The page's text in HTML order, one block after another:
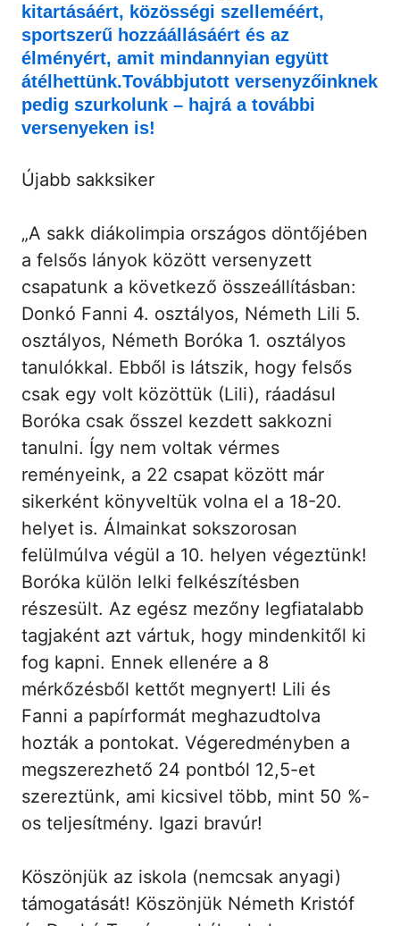
kitartásáért, közösségi szelleméért,
sportszerű hozzáállásáért és az
élményért, amit mindannyian együtt
átélhettünk.Továbbjutott versenyzőinknek
pedig szurkolunk – hajrá a további
versenyeken is!
Újabb sakksiker
„A sakk diákolimpia országos döntőjében
a felsős lányok között versenyzett
csapatunk a következő összeállításban:
Donkó Fanni 4. osztályos, Németh Lili 5.
osztályos, Németh Boróka 1. osztályos
tanulókkal. Ebből is látszik, hogy felsős
csak egy volt közöttük (Lili), ráadásul
Boróka csak ősszel kezdett sakkozni
tanulni. Így nem voltak vérmes
reményeink, a 22 csapat között már
sikerként könyveltük volna el a 18-20.
helyet is. Álmainkat sokszorosan
felülmúlva végül a 10. helyen végeztünk!
Boróka külön lelki felkészítésben
részesült. Az egész mezőny legfiatalabb
tagjaként azt vártuk, hogy mindenkitől ki
fog kapni. Ennek ellenére a 8
mérkőzésből kettőt megnyert! Lili és
Fanni a papírformát meghazudtolva
hozták a pontokat. Végeredményben a
megszerezhető 24 pontból 12,5-et
szereztünk, ami kicsivel több, mint 50 %-
os teljesítmény. Igazi bravúr!
Köszönjük az iskola (nemcsak anyagi)
támogatását! Köszönjük Németh Kristóf